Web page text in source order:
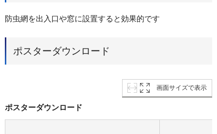
防虫網を出入口や窓に設置すると効果的です
ポスターダウンロード
画面サイズで表示
ポスターダウンロード